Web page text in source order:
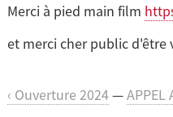
Merci à pied main film
et merci cher public d'être
‹ Ouverture 2024—APPEL